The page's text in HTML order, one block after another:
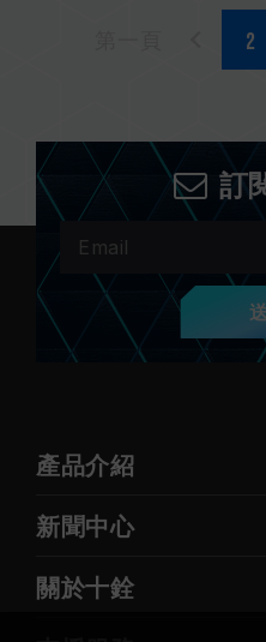
訂
產品介紹
新聞中心
關於十銓